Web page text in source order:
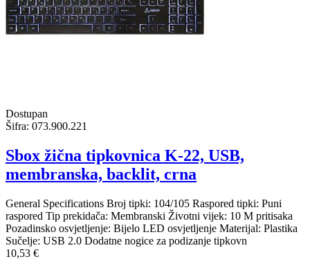
Dostupan
Šifra: 073.900.221
Sbox žična tipkovnica K-22, USB,
membranska, backlit, crna
General Specifications Broj tipki: 104/105 Raspored tipki: Puni
raspored Tip prekidača: Membranski Životni vijek: 10 M pritisaka
Pozadinsko osvjetljenje: Bijelo LED osvjetljenje Materijal: Plastika
Sučelje: USB 2.0 Dodatne nogice za podizanje tipkovn
10,53 €